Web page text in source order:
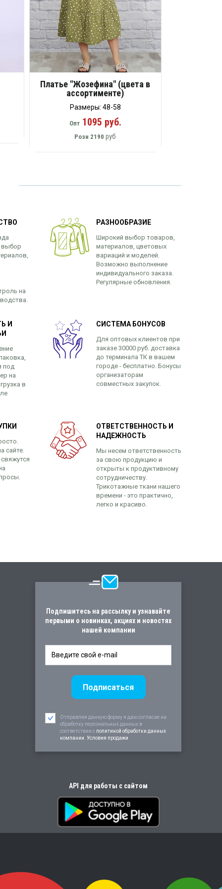
Платье "Жозефина" (цвета в
ассортименте)
Размеры: 48-58
Опт1095 руб.
Розн 2190 руб
выбор
на
РАЗНООБРАЗИЕ
Широкий выбор товаров,
материалов, цветовых
вариаций и моделей.
Возможно выполнение
индивидуального заказа.
Регулярные обновления.
И
под
на
в
СИСТЕМА БОНУСОВ
Для оптовых клиентов при
заказе 30000 руб. доставка
до терминала ТК в вашем
городе - бесплатно. Бонусы
организаторам
совместных закупок.
сайте.
ОТВЕТСТВЕННОСТЬ И
НАДЕЖНОСТЬ
Мы несем ответственность
за свою продукцию и
открыты к продуктивному
сотрудничеству.
Трикотажные ткани нашего
времени - это практично,
легко и красиво.
Подпишитесь на рассылку и узнавайте
первыми о новинках, акциях и новостях
нашей компании
Отправляя данную форму я даю согласие на
обработку персональных данных в
соответствии c политикой обработки данных
компании. Условия продажи
API для работы с сайтом